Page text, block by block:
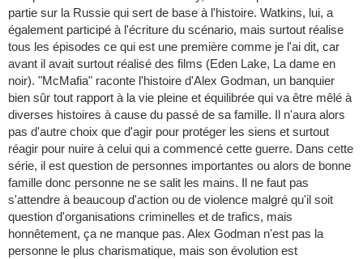
partie sur la Russie qui sert de base à l'histoire. Watkins, lui, a
également participé à l'écriture du scénario, mais surtout réalise
tous les épisodes ce qui est une première comme je l'ai dit, car
avant il avait surtout réalisé des films (Eden Lake, La dame en
noir). "McMafia" raconte l'histoire d'Alex Godman, un banquier
bien sûr tout rapport à la vie pleine et équilibrée qui va être mêlé à
diverses histoires à cause du passé de sa famille. Il n'aura alors
pas d'autre choix que d'agir pour protéger les siens et surtout
réagir pour nuire à celui qui a commencé cette guerre. Dans cette
série, il est question de personnes importantes ou alors de bonne
famille donc personne ne se salit les mains. Il ne faut pas
s'attendre à beaucoup d'action ou de violence malgré qu'il soit
question d'organisations criminelles et de trafics, mais
honnêtement, ça ne manque pas. Alex Godman n'est pas la
personne le plus charismatique, mais son évolution est